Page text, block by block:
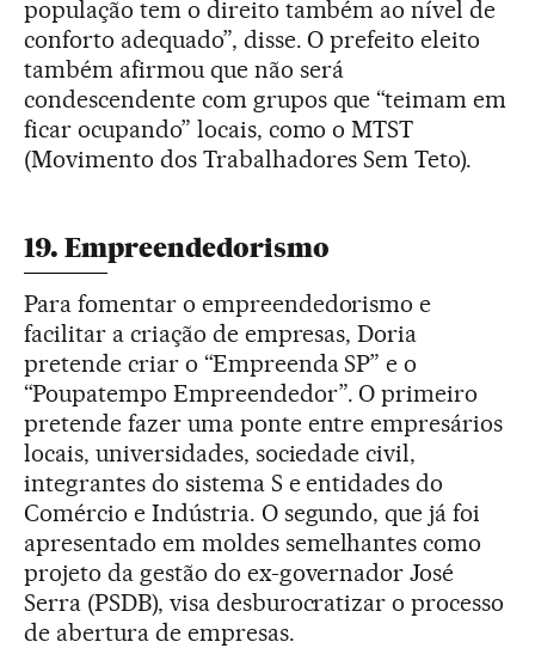
população tem o direito também ao nível de
conforto adequado”, disse. O prefeito eleito
também afirmou que não será
condescendente com grupos que “teimam em
ficar ocupando” locais, como o MTST
(Movimento dos Trabalhadores Sem Teto).
19. Empreendedorismo
Para fomentar o empreendedorismo e
facilitar a criação de empresas, Doria
pretende criar o “Empreenda SP” e o
“Poupatempo Empreendedor”. O primeiro
pretende fazer uma ponte entre empresários
locais, universidades, sociedade civil,
integrantes do sistema S e entidades do
Comércio e Indústria. O segundo, que já foi
apresentado em moldes semelhantes como
projeto da gestão do ex-governador José
Serra (PSDB), visa desburocratizar o processo
de abertura de empresas.